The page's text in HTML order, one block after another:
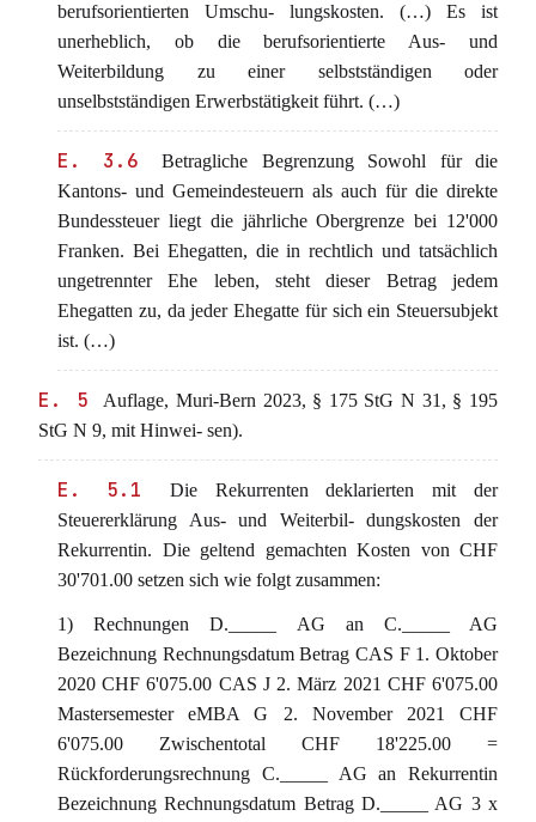
berufsorientierten Umschu- lungskosten. (…) Es ist
unerheblich, ob die berufsorientierte Aus- und
Weiterbildung zu einer selbstständigen oder
unselbstständigen Erwerbstätigkeit führt. (…)
E. 3.6
Betragliche Begrenzung Sowohl für die
Kantons- und Gemeindesteuern als auch für die direkte
Bundessteuer liegt die jährliche Obergrenze bei 12'000
Franken. Bei Ehegatten, die in rechtlich und tatsächlich
ungetrennter Ehe leben, steht dieser Betrag jedem
Ehegatten zu, da jeder Ehegatte für sich ein Steuersubjekt
ist. (…)
E. 5
Auflage, Muri-Bern 2023, § 175 StG N 31, § 195
StG N 9, mit Hinwei- sen).
E. 5.1
Die Rekurrenten deklarierten mit der
Steuererklärung Aus- und Weiterbil- dungskosten der
Rekurrentin. Die geltend gemachten Kosten von CHF
30'701.00 setzen sich wie folgt zusammen:
1) Rechnungen D._____ AG an C._____ AG
Bezeichnung Rechnungsdatum Betrag CAS F 1. Oktober
2020 CHF 6'075.00 CAS J 2. März 2021 CHF 6'075.00
Mastersemester eMBA G 2. November 2021 CHF
6'075.00 Zwischentotal CHF 18'225.00 =
Rückforderungsrechnung C._____ AG an Rekurrentin
Bezeichnung Rechnungsdatum Betrag D._____ AG 3 x